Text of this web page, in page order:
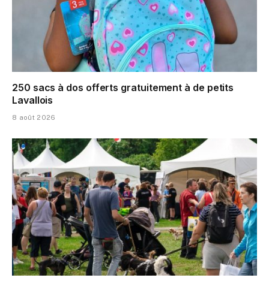
250 sacs à dos offerts gratuitement à de petits
Lavallois
8 août 2026